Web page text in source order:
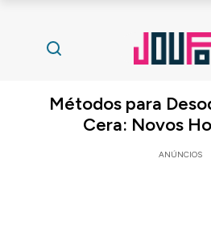
Métodos para
Cera: Novos
ANÚNCIOS